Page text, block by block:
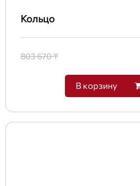
Кольцо
803 670 ₸
В корзину